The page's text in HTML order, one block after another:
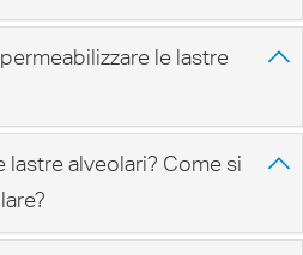
le lastre
lastre alveolari? Come si